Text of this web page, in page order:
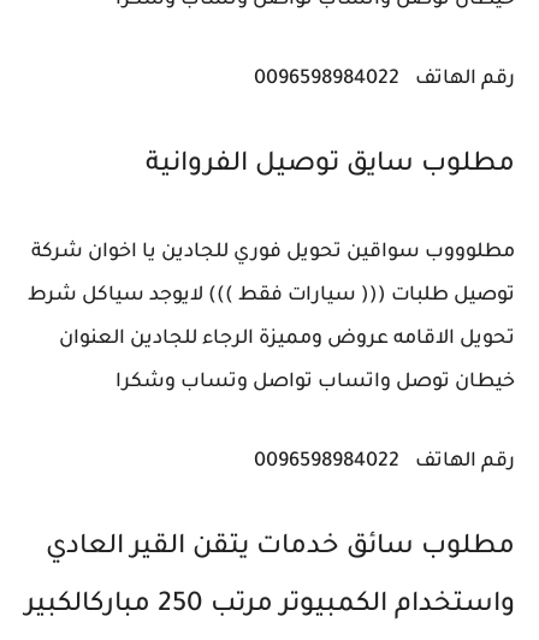
رقم الهاتف 0096598984022
مطلوب سايق توصيل ‎الفروانية
مطلوووب سواقين تحويل فوري للجادين يا اخوان شركة
توصيل طلبات ((( سيارات فقط ))) لايوجد سياكل شرط
تحويل الاقامه عروض ومميزة الرجاء للجادين العنوان
خيطان توصل واتساب تواصل وتساب وشكرا
رقم الهاتف 0096598984022
مطلوب سائق خدمات يتقن القير العادي
واستخدام الكمبيوتر مرتب 250 ‎مباركالكبير